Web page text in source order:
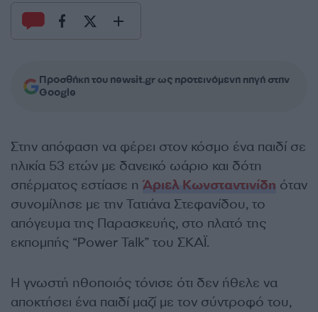
Προσθήκη του newsit.gr ως προτεινόμενη πηγή στην
Google
Στην απόφαση να φέρει στον κόσμο ένα παιδί σε
ηλικία 53 ετών με δανεικό ωάριο και δότη
σπέρματος εστίασε η Άριελ Κωνσταντινίδη όταν
συνομίλησε με την Τατιάνα Στεφανίδου, το
απόγευμα της Παρασκευής, στο πλατό της
εκπομπής “Power Talk” του ΣΚΑΪ.
Η γνωστή ηθοποιός τόνισε ότι δεν ήθελε να
αποκτήσει ένα παιδί μαζί με τον σύντροφό του,